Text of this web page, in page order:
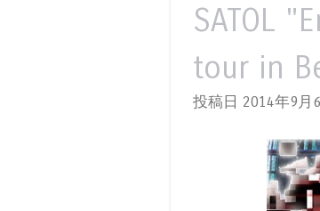
SATOL
tour in
投稿日 2014年9月